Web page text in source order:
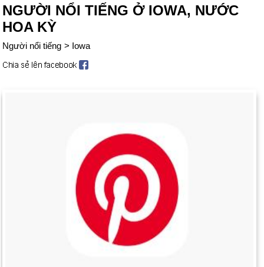
NGƯỜI NỔI TIẾNG Ở IOWA, NƯỚC
HOA KỲ
Người nổi tiếng > Iowa